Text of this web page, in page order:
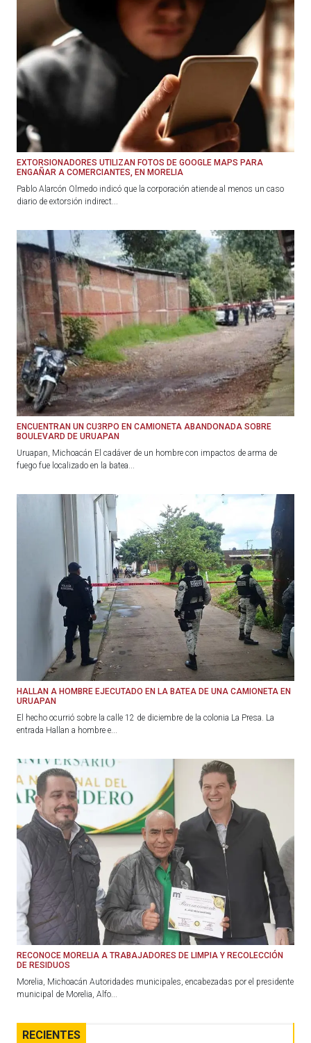
EXTORSIONADORES UTILIZAN FOTOS DE GOOGLE MAPS PARA
ENGAÑAR A COMERCIANTES, EN MORELIA
Pablo Alarcón Olmedo indicó que la corporación atiende al menos un caso
diario de extorsión indirect...
ENCUENTRAN UN CU3RPO EN CAMIONETA ABANDONADA SOBRE
BOULEVARD DE URUAPAN
Uruapan, Michoacán El cadáver de un hombre con impactos de arma de
fuego fue localizado en la batea...
HALLAN A HOMBRE EJECUTADO EN LA BATEA DE UNA CAMIONETA EN
URUAPAN
El hecho ocurrió sobre la calle 12 de diciembre de la colonia La Presa. La
entrada Hallan a hombre e...
RECONOCE MORELIA A TRABAJADORES DE LIMPIA Y RECOLECCIÓN
DE RESIDUOS
Morelia, Michoacán Autoridades municipales, encabezadas por el presidente
municipal de Morelia, Alfo...
RECIENTES